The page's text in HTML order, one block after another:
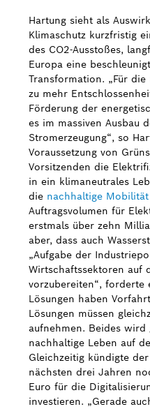
Hartung sieht als
Klimaschutz kurzfristig
des CO2-Ausstoßes,
Europa eine
Transformation. „Für
zu mehr
Förderung der
es im massiven Ausbau
Stromerzeugung“, so
Voraussetzung von
Vorsitzenden die
in ein klimaneutrales
die nachhaltige Mobilität
Auftragsvolumen für
erstmals über zehn
aber, dass auch
„Aufgabe der
Wirtschaftssektoren auf
vorzubereiten“, forderte
Lösungen haben
Lösungen müssen
aufnehmen. Beides
nachhaltige Leben auf
Gleichzeitig kündigte
nächsten drei Jahren
Euro für die
investieren. „Gerade